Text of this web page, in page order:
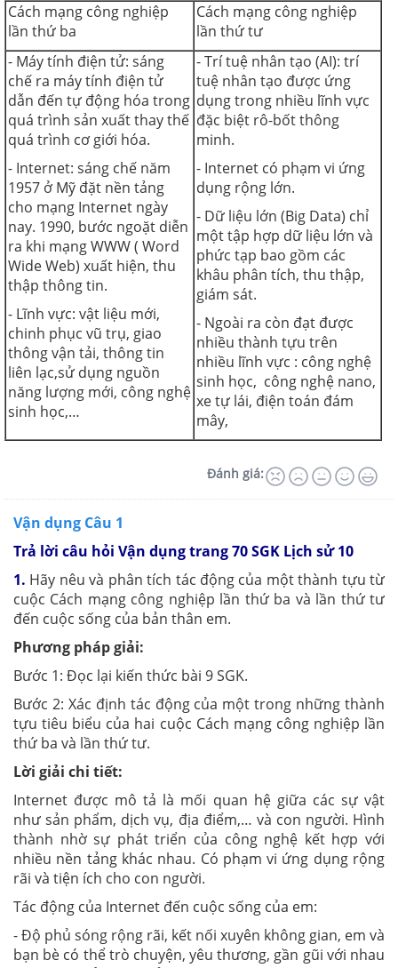
Cách mạng công nghiệp
lần thứ ba
Cách mạng công nghiệp
lần thứ tư
- Máy tính điện tử: sáng
chế ra máy tính điện tử
dẫn đến tự động hóa trong
quá trình sản xuất thay thế
quá trình cơ giới hóa.
- Internet: sáng chế năm
1957 ở Mỹ đặt nền tảng
cho mạng Internet ngày
nay. 1990, bước ngoặt diễn
ra khi mạng WWW ( Word
Wide Web) xuất hiện, thu
thập thông tin.
- Lĩnh vực: vật liệu mới,
chinh phục vũ trụ, giao
thông vận tải, thông tin
liên lạc,sử dụng nguồn
năng lượng mới, công nghệ
sinh học,…
- Trí tuệ nhân tạo (AI): trí
tuệ nhân tạo được ứng
dụng trong nhiều lĩnh vực
đặc biệt rô-bốt thông
minh.
- Internet có phạm vi ứng
dụng rộng lớn.
- Dữ liệu lớn (Big Data) chỉ
một tập hợp dữ liệu lớn và
phức tạp bao gồm các
khâu phân tích, thu thập,
giám sát.
- Ngoài ra còn đạt được
nhiều thành tựu trên
nhiều lĩnh vực : công nghệ
sinh học, công nghệ nano,
xe tự lái, điện toán đám
mây,
Đánh giá:
Vận dụng Câu 1
Trả lời câu hỏi Vận dụng trang 70 SGK Lịch sử 10
1. Hãy nêu và phân tích tác động của một thành tựu từ
cuộc Cách mạng công nghiệp lần thứ ba và lần thứ tư
đến cuộc sống của bản thân em.
Phương pháp giải:
Bước 1: Đọc lại kiến thức bài 9 SGK.
Bước 2: Xác định tác động của một trong những thành
tựu tiêu biểu của hai cuộc Cách mạng công nghiệp lần
thứ ba và lần thứ tư.
Lời giải chi tiết:
Internet được mô tả là mối quan hệ giữa các sự vật
như sản phẩm, dịch vụ, địa điểm,… và con người. Hình
thành nhờ sự phát triển của công nghệ kết hợp với
nhiều nền tảng khác nhau. Có phạm vi ứng dụng rộng
rãi và tiện ích cho con người.
Tác động của Internet đến cuộc sống của em:
- Độ phủ sóng rộng rãi, kết nối xuyên không gian, em và
bạn bè có thể trò chuyện, yêu thương, gần gũi với nhau